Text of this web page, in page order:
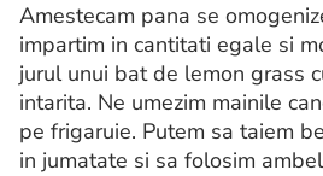
Amestecam pana se
impartim in cantitati egale si
jurul unui bat de lemon grass
intarita. Ne umezim mainile
pe frigaruie. Putem sa taiem
in jumatate si sa folosim